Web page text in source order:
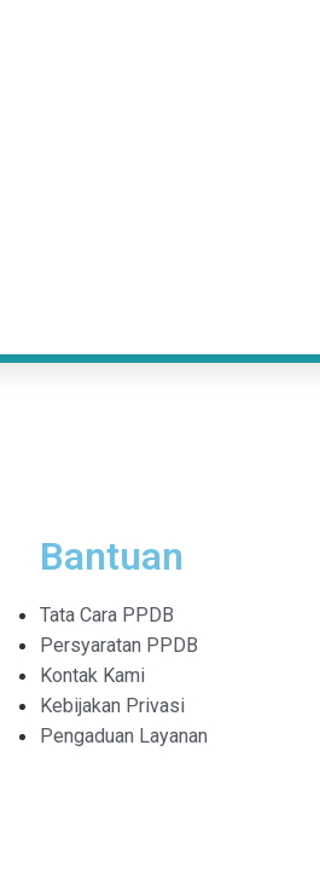
Bantuan
Tata Cara PPDB
Persyaratan PPDB
Kontak Kami
Kebijakan Privasi
Pengaduan Layanan